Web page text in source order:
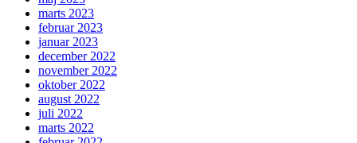
marts 2023
februar 2023
januar 2023
december 2022
november 2022
oktober 2022
august 2022
juli 2022
marts 2022